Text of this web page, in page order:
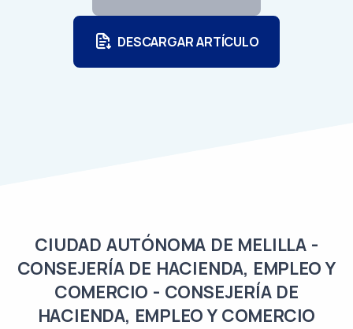
DESCARGAR ARTÍCULO
CIUDAD AUTÓNOMA DE MELILLA -
CONSEJERÍA DE HACIENDA, EMPLEO Y
COMERCIO - CONSEJERÍA DE
HACIENDA, EMPLEO Y COMERCIO